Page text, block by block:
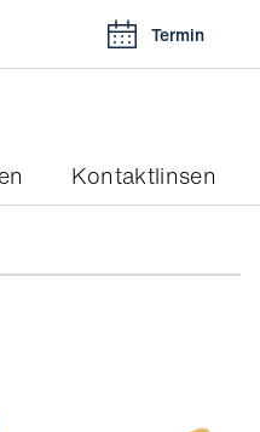
Termin
Kontaktlinsen